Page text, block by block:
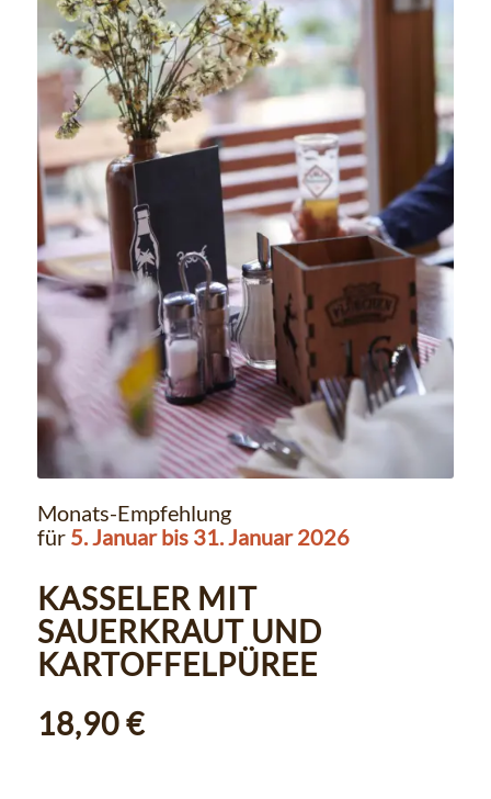
Monats-Empfehlung
für 5. Januar bis 31. Januar 2026
KASSELER MIT
SAUERKRAUT UND
KARTOFFELPÜREE
18,90 €